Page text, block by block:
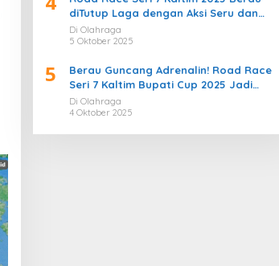
diTutup Laga dengan Aksi Seru dan
Penuh Sportivitas
Di Olahraga
5 Oktober 2025
5
Berau Guncang Adrenalin! Road Race
Seri 7 Kaltim Bupati Cup 2025 Jadi
Momentum Lahirnya Sirkuit Permanen
2026
Di Olahraga
4 Oktober 2025